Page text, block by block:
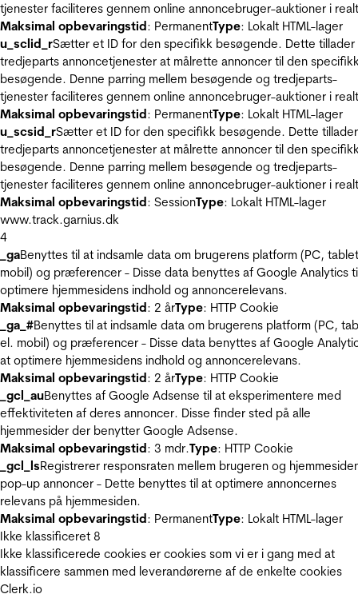
tjenester faciliteres gennem online annoncebruger-auktioner i
Maksimal opbevaringstid: PermanentType: Lokalt HTML-lager
u_sclid_rSætter et ID for den specifikk besøgende. Dette tillader
tredjeparts annoncetjenester at målrette annoncer til den
besøgende. Denne parring mellem besøgende og tredjeparts-
tjenester faciliteres gennem online annoncebruger-auktioner i
Maksimal opbevaringstid: PermanentType: Lokalt HTML-lager
u_scsid_rSætter et ID for den specifikk besøgende. Dette tillader
tredjeparts annoncetjenester at målrette annoncer til den
besøgende. Denne parring mellem besøgende og tredjeparts-
tjenester faciliteres gennem online annoncebruger-auktioner i
Maksimal opbevaringstid: SessionType: Lokalt HTML-lager
www.track.garnius.dk
4
_gaBenyttes til at indsamle data om brugerens platform (PC,
mobil) og præferencer - Disse data benyttes af Google Analytics
optimere hjemmesidens indhold og annoncerelevans.
Maksimal opbevaringstid: 2 årType: HTTP Cookie
_ga_#Benyttes til at indsamle data om brugerens platform (PC,
el. mobil) og præferencer - Disse data benyttes af Google
at optimere hjemmesidens indhold og annoncerelevans.
Maksimal opbevaringstid: 2 årType: HTTP Cookie
_gcl_auBenyttes af Google Adsense til at eksperimentere med
effektiviteten af deres annoncer. Disse finder sted på alle
hjemmesider der benytter Google Adsense.
Maksimal opbevaringstid: 3 mdr.Type: HTTP Cookie
_gcl_lsRegistrerer responsraten mellem brugeren og
pop-up annoncer - Dette benyttes til at optimere annoncernes
relevans på hjemmesiden.
Maksimal opbevaringstid: PermanentType: Lokalt HTML-lager
Ikke klassificeret 8
Ikke klassificerede cookies er cookies som vi er i gang med at
klassificere sammen med leverandørerne af de enkelte cookies
Clerk.io